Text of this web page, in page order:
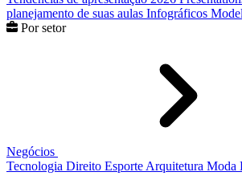
planejamento de suas aulas Infográficos
Por setor
Negócios
Tecnologia Direito Esporte Arquitetura Moda